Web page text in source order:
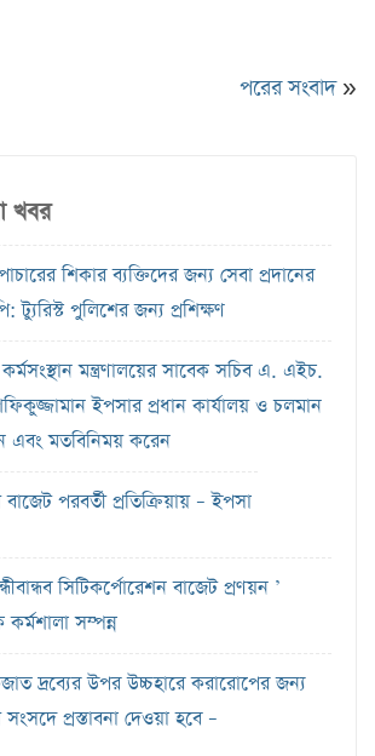
পরের সংবাদ»
খবর
শিকার ব্যক্তিদের জন্য সেবা প্রদানের
ট্যুরিস্ট পুলিশের জন্য প্রশিক্ষণ
মন্ত্রণালয়ের সাবেক সচিব এ. এইচ.
ইপসার প্রধান কার্যালয় ও চলমান
এবং মতবিনিময় করেন
পরবর্তী প্রতিক্রিয়ায় – ইপসা
সিটিকর্পোরেশন বাজেট প্রণয়ন ’
সম্পন্ন
দ্রব্যের উপর উচ্চহারে করারোপের জন্য
প্রস্তাবনা দেওয়া হবে –